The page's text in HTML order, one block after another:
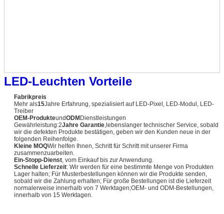
LED-Leuchten Vorteile
Fabrikpreis
Mehr als15Jahre Erfahrung, spezialisiert auf LED-Pixel, LED-Modul, LED-
Treiber
OEM-ProdukteundODMDienstleistungen
Gewährleistung:2Jahre Garantie,lebenslanger technischer Service, sobald
wir die defekten Produkte bestätigen, geben wir den Kunden neue in der
folgenden Reihenfolge.
Kleine MOQWir helfen Ihnen, Schritt für Schritt mit unserer Firma
zusammenzuarbeiten.
Ein-Stopp-Dienst, vom Einkauf bis zur Anwendung.
Schnelle Lieferzeit: Wir werden für eine bestimmte Menge von Produkten
Lager halten; Für Musterbestellungen können wir die Produkte senden,
sobald wir die Zahlung erhalten; Für große Bestellungen ist die Lieferzeit
normalerweise innerhalb von 7 Werktagen;OEM- und ODM-Bestellungen,
innerhalb von 15 Werktagen.